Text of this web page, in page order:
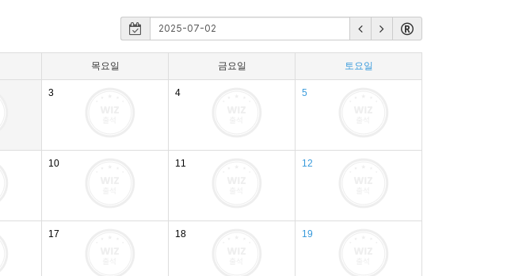
목요일 금요일 토요일
3 4 5
10 11 12
17 18 19